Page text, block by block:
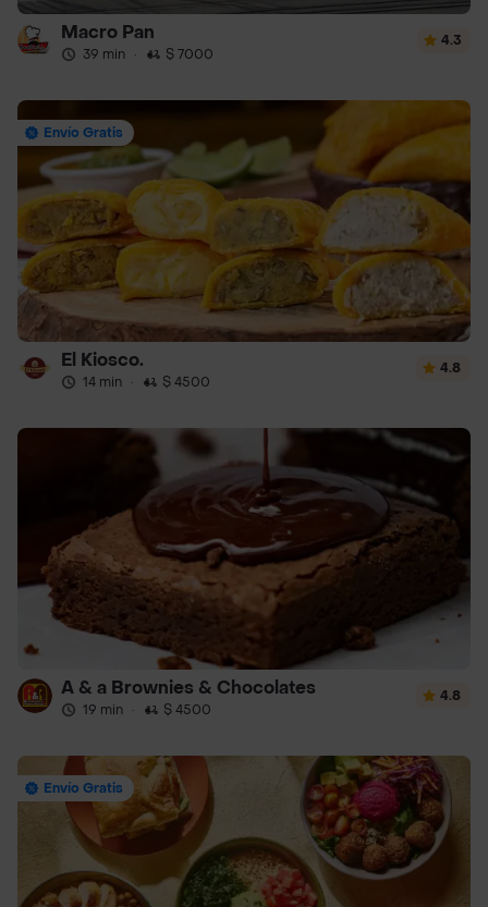
Macro Pan
39 min · $ 7000
4.3
Envío Gratis
El Kiosco.
14 min · $ 4500
4.8
A & a Brownies & Chocolates
19 min · $ 4500
4.8
Envío Gratis